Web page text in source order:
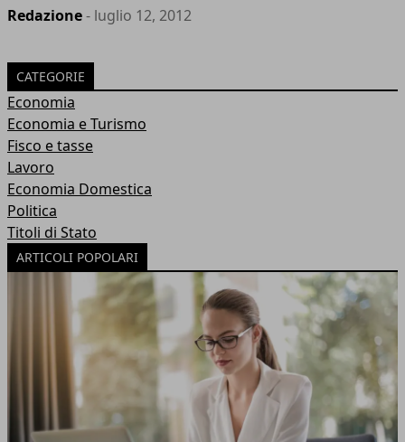
Redazione- luglio 12, 2012
CATEGORIE
Economia
Economia e Turismo
Fisco e tasse
Lavoro
Economia Domestica
Politica
Titoli di Stato
ARTICOLI POPOLARI